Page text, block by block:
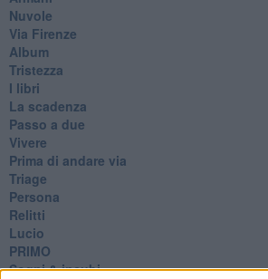
Nuvole
Via Firenze
Album
Tristezza
I libri
La scadenza
Passo a due
Vivere
Prima di andare via
Triage
Persona
Relitti
Lucio
PRIMO
Sogni & incubi